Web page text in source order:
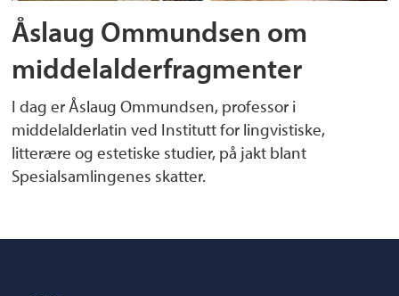
Åslaug Ommundsen om
middelalderfragmenter
I dag er Åslaug Ommundsen, professor i
middelalderlatin ved Institutt for lingvistiske,
litterære og estetiske studier, på jakt blant
Spesialsamlingenes skatter.